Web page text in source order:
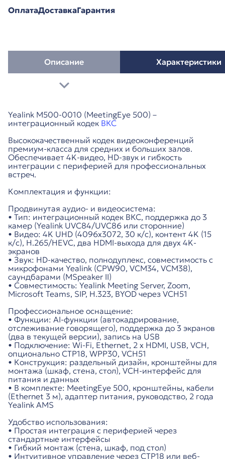
ОплатаДоставкаГарантия
Описание Характеристики
Yealink M500-0010 (MeetingEye 500) –
интеграционный кодек ВКС
Высококачественный кодек видеоконференций
премиум-класса для средних и больших залов.
Обеспечивает 4K-видео, HD-звук и гибкость
интеграции с периферией для профессиональных
встреч.
Комплектация и функции:
Продвинутая аудио- и видеосистема:
• Тип: интеграционный кодек ВКС, поддержка до 3
камер (Yealink UVC84/UVC86 или сторонние)
• Видео: 4K UHD (4096x3072, 30 к/с), контент 4K (15
к/с), H.265/HEVC, два HDMI-выхода для двух 4K-
экранов
• Звук: HD-качество, полнодуплекс, совместимость с
микрофонами Yealink (CPW90, VCM34, VCM38),
саундбарами (MSpeaker II)
• Совместимость: Yealink Meeting Server, Zoom,
Microsoft Teams, SIP, H.323, BYOD через VCH51
Профессиональное оснащение:
• Функции: AI-функции (автокадрирование,
отслеживание говорящего), поддержка до 3 экранов
(два в текущей версии), запись на USB
• Подключение: Wi-Fi, Ethernet, 2 x HDMI, USB, VCH,
опционально CTP18, WPP30, VCH51
• Конструкция: раздельный дизайн, кронштейны для
монтажа (шкаф, стена, стол), VCH-интерфейс для
питания и данных
• В комплекте: MeetingEye 500, кронштейны, кабели
(Ethernet 3 м), адаптер питания, руководство, 2 года
Yealink AMS
Удобство использования:
• Простая интеграция с периферией через
стандартные интерфейсы
• Гибкий монтаж (стена, шкаф, под стол)
• Интуитивное управление через CTP18 или веб-